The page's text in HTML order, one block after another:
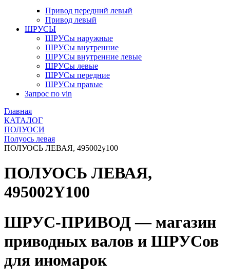
Привод передний левый
Привод левый
ШРУСЫ
ШРУСы наружные
ШРУСы внутренние
ШРУСы внутренние левые
ШРУСы левые
ШРУСы передние
ШРУСы правые
Запрос по vin
Главная
КАТАЛОГ
ПОЛУОСИ
Полуось левая
ПОЛУОСЬ ЛЕВАЯ, 495002y100
ПОЛУОСЬ ЛЕВАЯ,
495002Y100
ШРУС-ПРИВОД — магазин
приводных валов и ШРУСов
для иномарок